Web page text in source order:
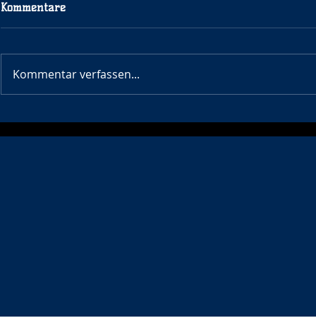
Kommentare
Kommentar verfassen...